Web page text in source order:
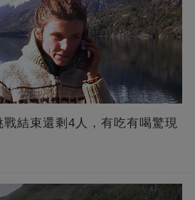
結束還剩4人，有吃有喝驚現